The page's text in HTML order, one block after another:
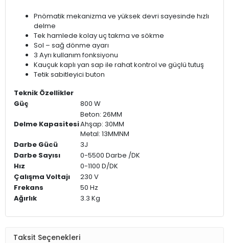
Pnömatik mekanizma ve yüksek devri sayesinde hızlı
delme
Tek hamlede kolay uç takma ve sökme
Sol – sağ dönme ayarı
3 Ayrı kullanım fonksiyonu
Kauçuk kaplı yan sap ile rahat kontrol ve güçlü tutuş
Tetik sabitleyici buton
Teknik Özellikler
Güç
800 W
Delme Kapasitesi
Beton: 26MM
Ahşap: 30MM
Metal: 13MMNM
Darbe Gücü
3J
Darbe Sayısı
0-5500 Darbe /DK
Hız
0-1100 D/DK
Çalışma Voltajı
230 V
Frekans
50 Hz
Ağırlık
3.3 Kg
Taksit Seçenekleri